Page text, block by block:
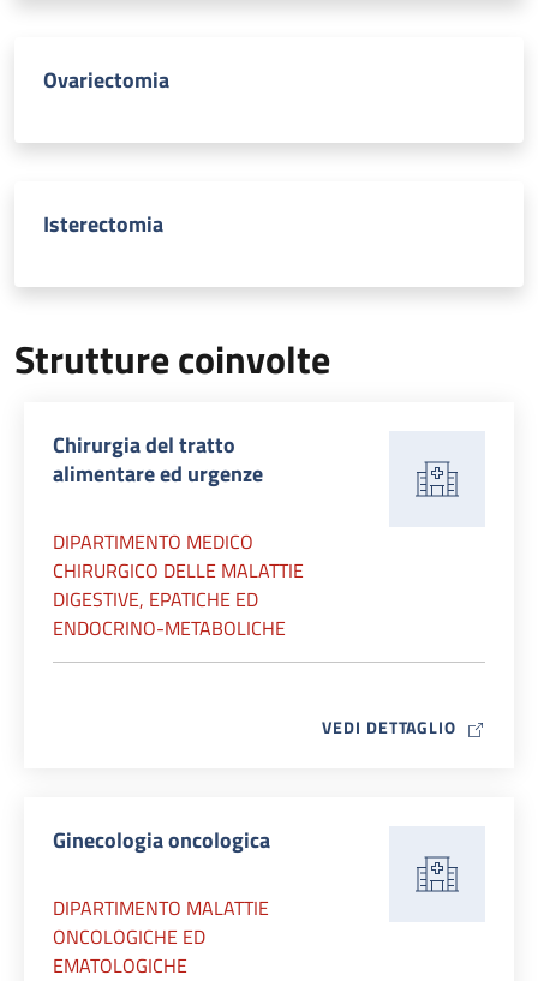
Ovariectomia
Isterectomia
Strutture coinvolte
Chirurgia del tratto
alimentare ed urgenze
DIPARTIMENTO MEDICO
CHIRURGICO DELLE MALATTIE
DIGESTIVE, EPATICHE ED
ENDOCRINO-METABOLICHE
VEDI DETTAGLIO MAP ICON
Ginecologia oncologica
DIPARTIMENTO MALATTIE
ONCOLOGICHE ED
EMATOLOGICHE